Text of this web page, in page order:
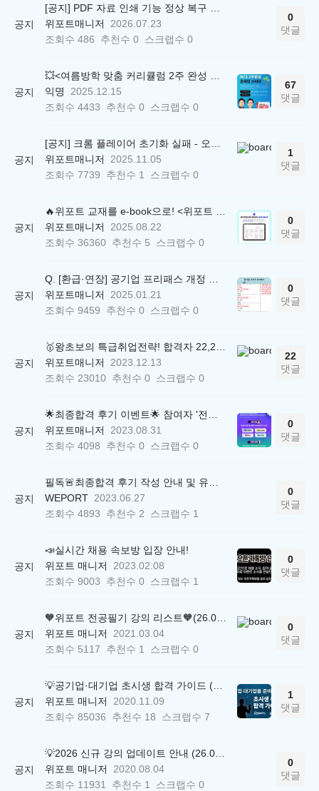
공지
위포트매니저
2026.07.23
조회수 486 추천수 0 스크랩수 0
0
댓글
공지
익명
2025.12.15
조회수 4433 추천수 0 스크랩수 0
67
댓글
공지
위포트매니저
2025.11.05
조회수 7739 추천수 1 스크랩수 0
1
댓글
공지
위포트매니저
2025.08.22
조회수 36360 추천수 5 스크랩수 0
0
댓글
공지
위포트매니저
2025.01.21
조회수 9459 추천수 0 스크랩수 0
0
댓글
공지
위포트매니저
2023.12.13
조회수 23010 추천수 0 스크랩수 0
22
댓글
공지
위포트매니저
2023.08.31
조회수 4098 추천수 0 스크랩수 0
0
댓글
공지
WEPORT 2023.06.27
조회수 4893 추천수 2 스크랩수 1
0
댓글
공지
📣실시간 채용 속보방 입장 안내!
위포트 매니저
2023.02.08
조회수 9003 추천수 0 스크랩수 1
0
댓글
공지
위포트 매니저
2021.03.04
조회수 5117 추천수 1 스크랩수 0
0
댓글
공지
위포트 매니저
2020.11.09
조회수 85036 추천수 18 스크랩수 7
1
댓글
공지
위포트 매니저
2020.08.04
조회수 11931 추천수 1 스크랩수 0
0
댓글